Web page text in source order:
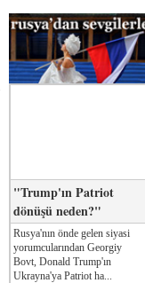
"Trump'ın Patriot
dönüşü neden?"
Rusya'nın önde gelen siyasi
yorumcularından Georgiy
Bovt, Donald Trump'ın
Ukrayna'ya Patriot ha...